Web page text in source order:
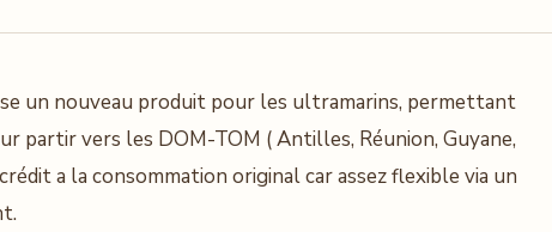
un nouveau produit pour les ultramarins, permettant
partir vers les DOM-TOM ( Antilles, Réunion, Guyane,
crédit a la consommation original car assez flexible via un